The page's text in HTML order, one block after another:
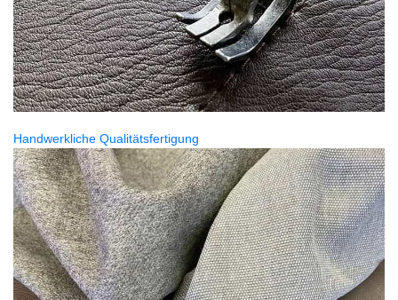
Handwerkliche Qualitätsfertigung